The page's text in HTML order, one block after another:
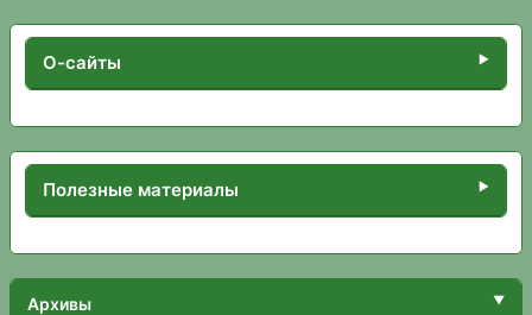
О-сайты
Полезные материалы
Архивы